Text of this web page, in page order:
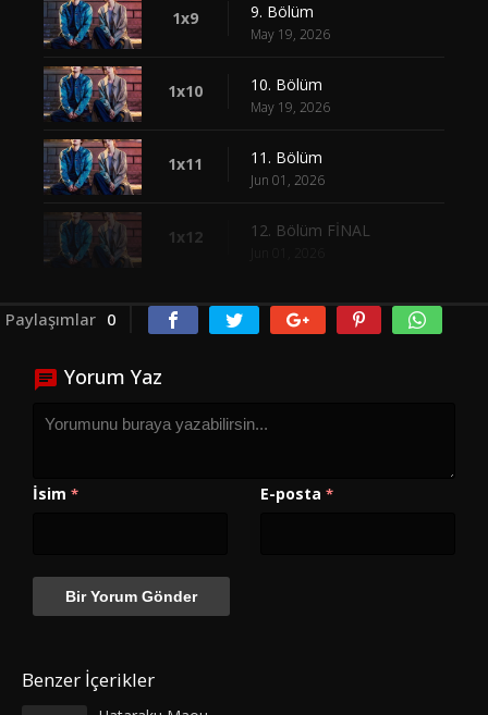
1x9 9. Bölüm
May 19, 2026
1x10 10. Bölüm
May 19, 2026
1x11 11. Bölüm
Jun 01, 2026
1x12 12. Bölüm FİNAL
Paylaşımlar 0
Yorum Yaz
İsim * E-posta *
Benzer İçerikler